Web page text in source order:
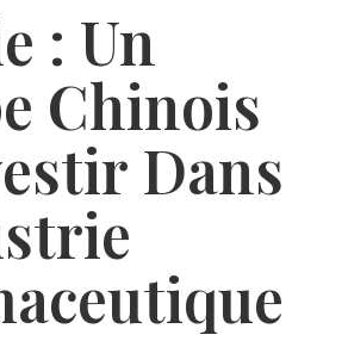
: Un
Chinois
Dans